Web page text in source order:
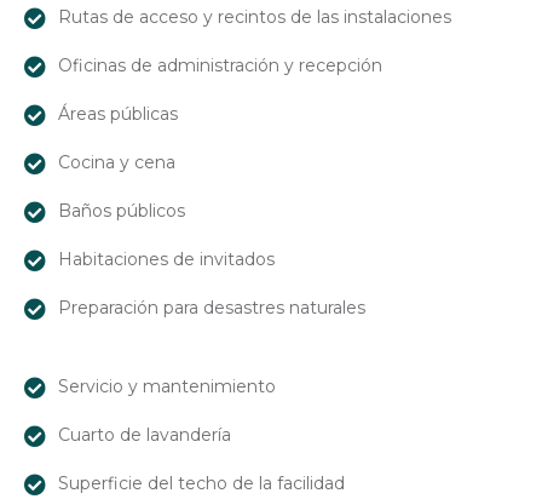
Rutas de acceso y recintos de las instalaciones
Oficinas de administración y recepción
Áreas públicas
Cocina y cena
Baños públicos
Habitaciones de invitados
Preparación para desastres naturales
Servicio y mantenimiento
Cuarto de lavandería
Superficie del techo de la facilidad